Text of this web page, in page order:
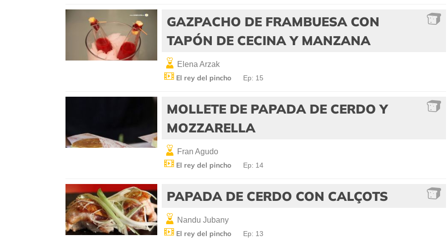
GAZPACHO DE FRAMBUESA CON
TAPÓN DE CECINA Y MANZANA
Elena Arzak
El rey del pincho Ep: 15
MOLLETE DE PAPADA DE CERDO Y
MOZZARELLA
Fran Agudo
El rey del pincho Ep: 14
PAPADA DE CERDO CON CALÇOTS
Nandu Jubany
El rey del pincho Ep: 13